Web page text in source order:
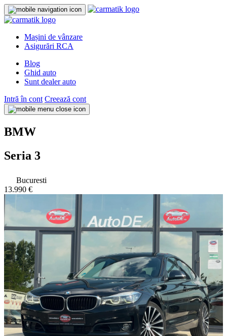
Mașini de vânzare
Asigurări RCA
Blog
Ghid auto
Sunt dealer auto
Intră în cont Creează cont
BMW
Seria 3
Bucuresti
13.990 €